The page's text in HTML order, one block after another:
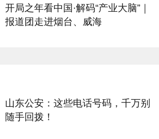
开局之年看中国·解码“产业大脑”｜
报道团走进烟台、威海
山东公安：这些电话号码，千万别
随手回拨！